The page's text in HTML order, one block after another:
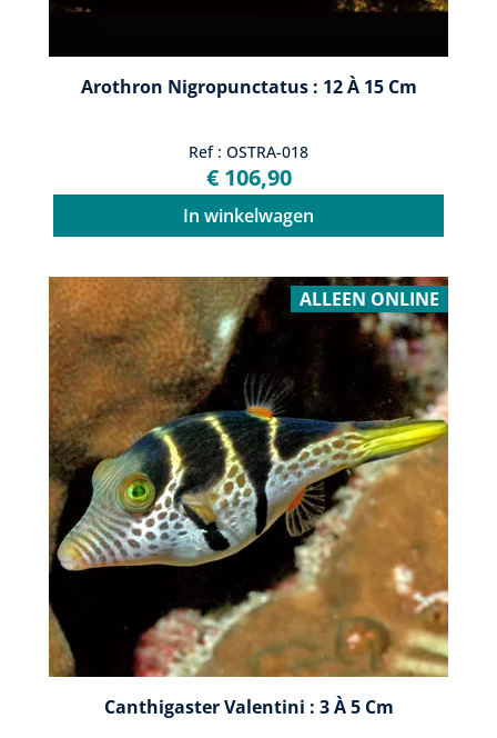
Arothron Nigropunctatus : 12 À 15 Cm
Ref : OSTRA-018
€ 106,90
In winkelwagen
Canthigaster Valentini : 3 À 5 Cm
ALLEEN ONLINE